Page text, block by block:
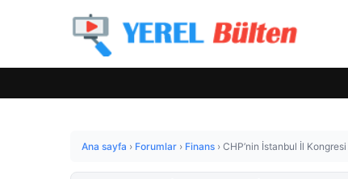
Ana sayfa › Forumlar › Finans › CHP’nin İstanbul İl